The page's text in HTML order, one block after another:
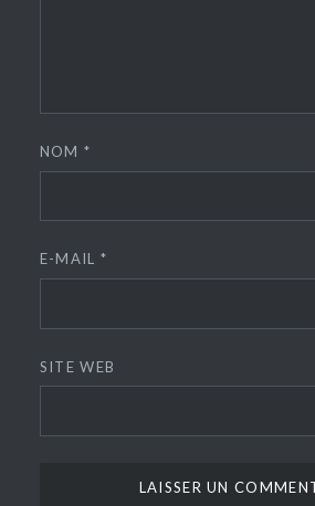
NOM*
E-MAIL *
SITE WEB